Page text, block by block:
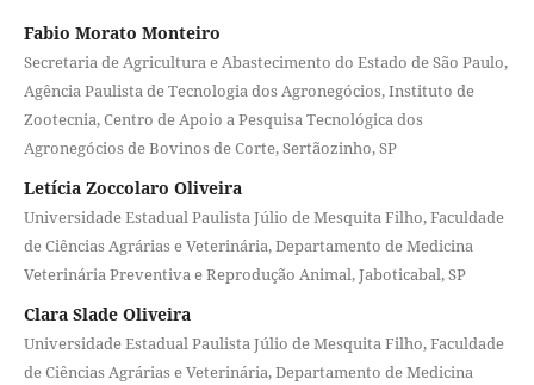
Fabio Morato Monteiro
Secretaria de Agricultura e Abastecimento do Estado de São Paulo,
Agência Paulista de Tecnologia dos Agronegócios, Instituto de
Zootecnia, Centro de Apoio a Pesquisa Tecnológica dos
Agronegócios de Bovinos de Corte, Sertãozinho, SP
Letícia Zoccolaro Oliveira
Universidade Estadual Paulista Júlio de Mesquita Filho, Faculdade
de Ciências Agrárias e Veterinária, Departamento de Medicina
Veterinária Preventiva e Reprodução Animal, Jaboticabal, SP
Clara Slade Oliveira
Universidade Estadual Paulista Júlio de Mesquita Filho, Faculdade
de Ciências Agrárias e Veterinária, Departamento de Medicina